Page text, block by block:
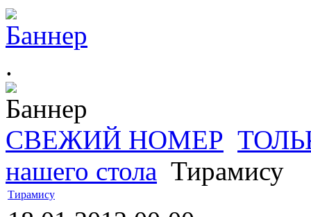
.
СВЕЖИЙ НОМЕР
нашего стола Тирамису
Тирамису